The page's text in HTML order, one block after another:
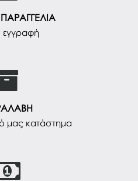
εγγραφή
μας κατάστημα